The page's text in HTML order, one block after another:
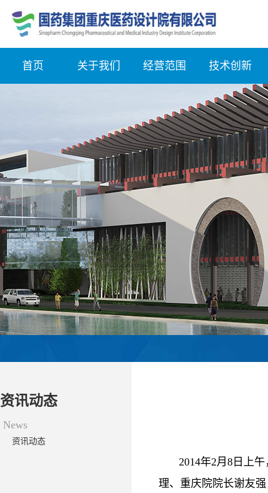
首页 关于我们 经营范围 技术创新
资讯动态
News
资讯动态
2014年2月8日上
理、重庆院院长谢友